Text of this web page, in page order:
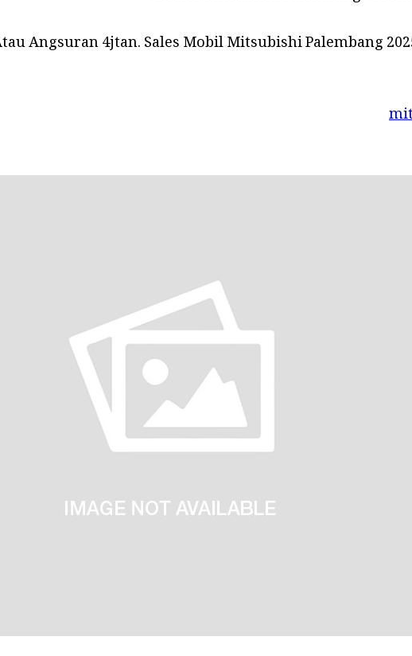
Angsuran 4jtan. Sales Mobil Mitsubishi Palembang